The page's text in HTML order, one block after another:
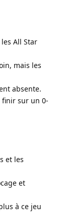
All Star
mais les
absente.
sur un 0-
et les
et
à ce jeu